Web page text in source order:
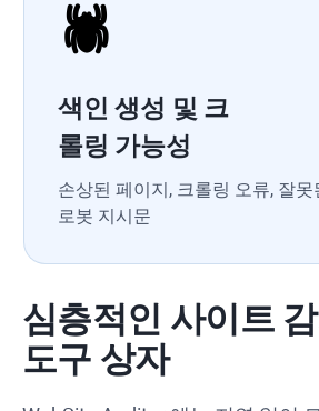
🕷
색인 생성 및 크
롤링 가능성
손상된 페이지, 크롤링 오류, 잘못
로봇 지시문
심층적인 사이트
도구 상자